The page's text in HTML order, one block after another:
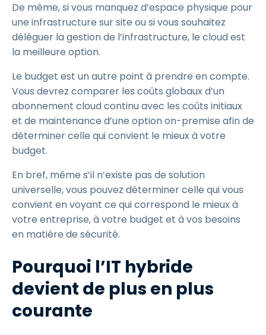
De même, si vous manquez d’espace physique pour
une infrastructure sur site ou si vous souhaitez
déléguer la gestion de l’infrastructure, le cloud est
la meilleure option.
Le budget est un autre point à prendre en compte.
Vous devrez comparer les coûts globaux d’un
abonnement cloud continu avec les coûts initiaux
et de maintenance d’une option on-premise afin de
déterminer celle qui convient le mieux à votre
budget.
En bref, même s’il n’existe pas de solution
universelle, vous pouvez déterminer celle qui vous
convient en voyant ce qui correspond le mieux à
votre entreprise, à votre budget et à vos besoins
en matière de sécurité.
Pourquoi l’IT hybride
devient de plus en plus
courante